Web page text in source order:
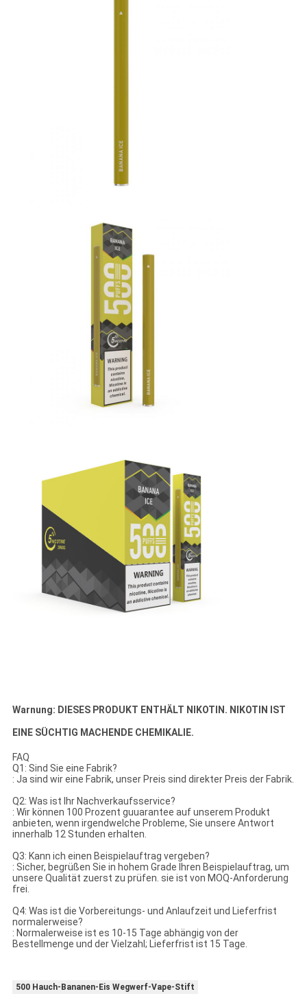
Warnung: DIESES PRODUKT ENTHÄLT NIKOTIN. NIKOTIN IST
EINE SÜCHTIG MACHENDE CHEMIKALIE.
FAQ
Q1: Sind Sie eine Fabrik?
: Ja sind wir eine Fabrik, unser Preis sind direkter Preis der Fabrik.
Q2: Was ist Ihr Nachverkaufsservice?
: Wir können 100 Prozent guuarantee auf unserem Produkt
anbieten, wenn irgendwelche Probleme, Sie unsere Antwort
innerhalb 12 Stunden erhalten.
Q3: Kann ich einen Beispielauftrag vergeben?
: Sicher, begrüßen Sie in hohem Grade Ihren Beispielauftrag, um
unsere Qualität zuerst zu prüfen. sie ist von MOQ-Anforderung
frei.
Q4: Was ist die Vorbereitungs- und Anlaufzeit und Lieferfrist
normalerweise?
: Normalerweise ist es 10-15 Tage abhängig von der
Bestellmenge und der Vielzahl; Lieferfrist ist 15 Tage.
500 Hauch-Bananen-Eis Wegwerf-Vape-Stift